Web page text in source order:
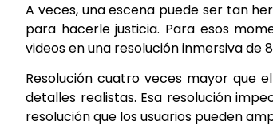
A veces, una escena puede ser tan
para hacerle justicia. Para esos
videos en una resolución inmersiva de
Resolución cuatro veces mayor que
detalles realistas. Esa resolución
resolución que los usuarios pueden